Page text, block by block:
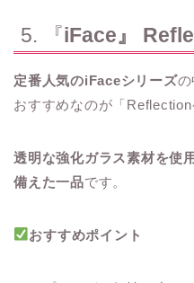
5. 『iFace』
定番人気のiFaceシリーズ
おすすめなのが「Reflection
透明な強化ガラス素材を使
備えた一品です。
おすすめポイント